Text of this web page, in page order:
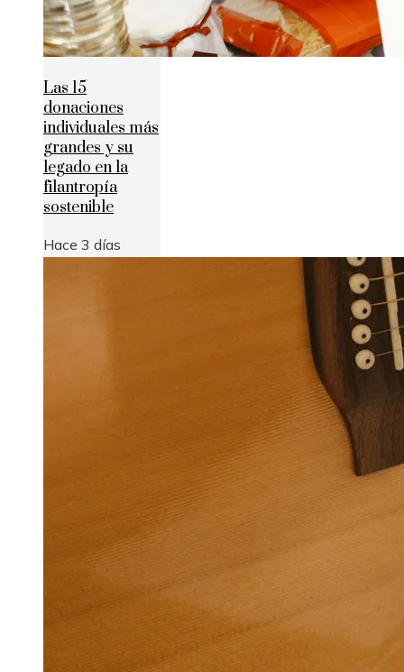
Las 15
donaciones
individuales más
grandes y su
legado en la
filantropía
sostenible
Hace 3 días